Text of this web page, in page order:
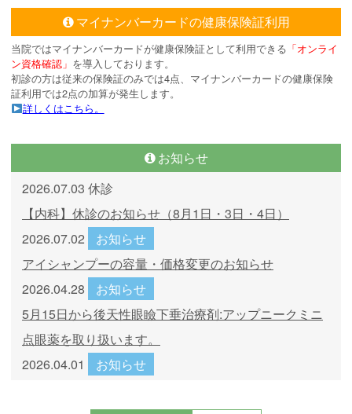
マイナンバーカードの健康保険証利用
当院ではマイナンバーカードが健康保険証として利用できる 「オンライ
ン資格確認」 を導入しております。
初診の方は従来の保険証のみでは4点、マイナンバーカードの健康保険
証利用では2点の加算が発生します。
詳しくはこちら。
お知らせ
2026.07.03 休診
【内科】休診のお知らせ（8月1日・3日・4日）
2026.07.02
お知らせ
アイシャンプーの容量・価格変更のお知らせ
2026.04.28
お知らせ
5月15日から後天性眼瞼下垂治療剤:アップニークミニ
点眼薬を取り扱います。
2026.04.01
お知らせ